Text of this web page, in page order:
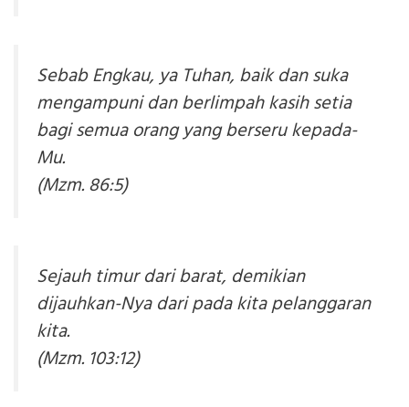
Sebab Engkau, ya Tuhan, baik dan suka
mengampuni dan berlimpah kasih setia
bagi semua orang yang berseru kepada-
Mu.
(Mzm. 86:5)
Sejauh timur dari barat, demikian
dijauhkan-Nya dari pada kita pelanggaran
kita.
(Mzm. 103:12)